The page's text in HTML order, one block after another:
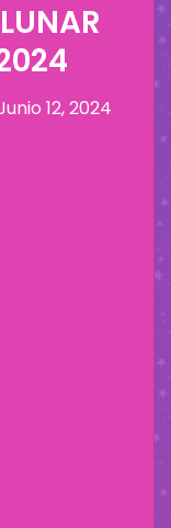
12, 2024